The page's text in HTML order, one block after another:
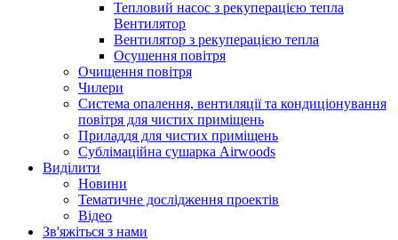
Тепловий насос з рекуперацією тепла
Вентилятор
Вентилятор з рекуперацією тепла
Осушення повітря
Очищення повітря
Чилери
Система опалення, вентиляції та кондиціонування
повітря для чистих приміщень
Приладдя для чистих приміщень
Сублімаційна сушарка Airwoods
Виділити
Новини
Тематичне дослідження проектів
Відео
Зв'яжіться з нами